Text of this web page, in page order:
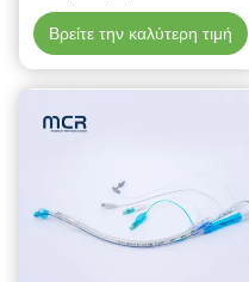
αριστερό ή δεξί πνεύμονα
Βρείτε την καλύτερη τιμή